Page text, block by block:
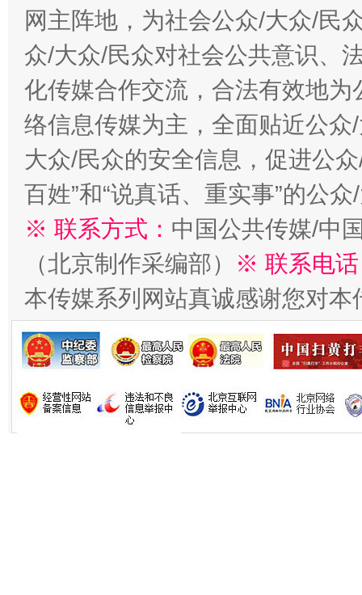
在谋一域中谋全局
今
习近平的博鳌关键词
魏明亮
网主阵地，为社会公众/大众/民
众/大众/民众对社会公共意识、
化传媒合作交流，合法有效地
络信息传媒为主，全面贴近公
大众/民众的安全信息，促进公
百姓”和“说真话、重实事”的公
※ 联系方式： 中国公共传媒/中
（北京制作采编部）
※ 联系电
本传媒系列网站真诚感谢您对